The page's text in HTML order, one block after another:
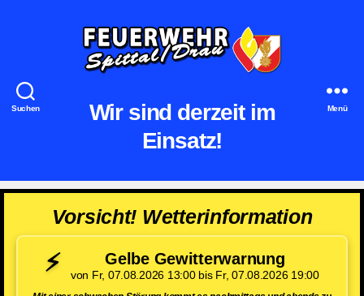
Suchen
Spittal/Drau
Menü
Wir sind derzeit im
Einsatz!
Vorsicht! Wetterinformation
⚡ Gelbe Gewitterwarnung
von Fr, 07.08.2026 13:00 bis Fr, 07.08.2026 19:00